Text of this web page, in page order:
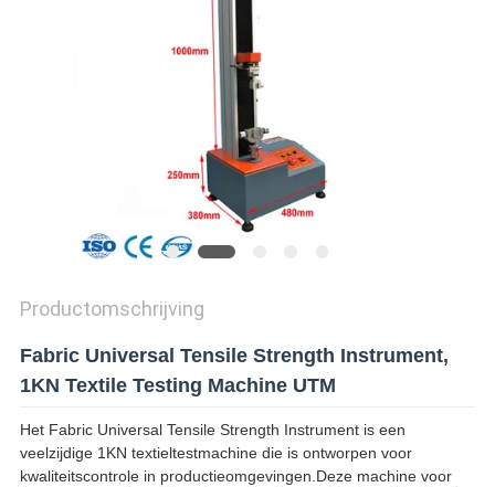
Productomschrijving
Fabric Universal Tensile Strength Instrument,
1KN Textile Testing Machine UTM
Het Fabric Universal Tensile Strength Instrument is een
veelzijdige 1KN textieltestmachine die is ontworpen voor
kwaliteitscontrole in productieomgevingen.Deze machine voor